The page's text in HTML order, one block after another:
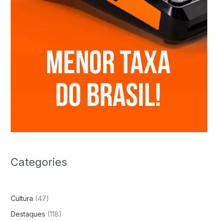
Categories
Cultura (47)
Destaques (118)